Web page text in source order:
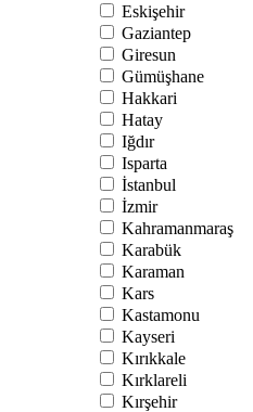
Eskişehir
Gaziantep
Giresun
Gümüşhane
Hakkari
Hatay
Iğdır
Isparta
İstanbul
İzmir
Kahramanmaraş
Karabük
Karaman
Kars
Kastamonu
Kayseri
Kırıkkale
Kırklareli
Kırşehir